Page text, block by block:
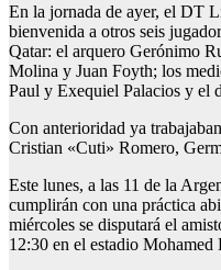
En la jornada de ayer, el DT
bienvenida a otros seis
Qatar: el arquero Gerónimo
Molina y Juan Foyth; los
Paul y Exequiel Palacios y el
Con anterioridad ya
Cristian «Cuti» Romero,
Este lunes, a las 11 de la
cumplirán con una práctica
miércoles se disputará el
12:30 en el estadio Mohamed